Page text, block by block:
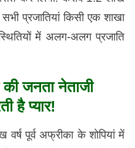
प्रजातियां किसी एक शाखा
में अलग-अलग प्रजाति
की जनता नेताजी
है प्यार!
पूर्व अफ्रीका के शोपियां में